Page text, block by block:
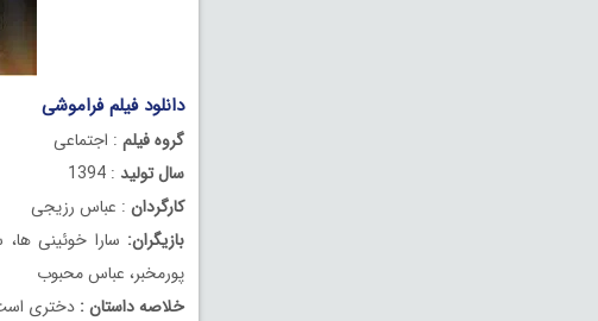
دانلود فیلم فراموشی
گروه فیلم : اجتماعی
سال تولید : 1394
کارگردان : عباس رزیجی
بازیگران: سارا خوئینی
پورمخبر، عباس محبوب
خلاصه داستان : دختری